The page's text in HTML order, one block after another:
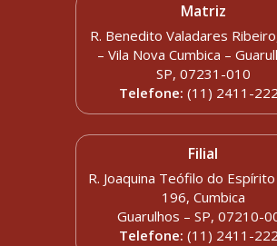
Matriz
R. Benedito Valadares
– Vila Nova Cumbica –
SP, 07231-010
Telefone:(11) 2411-
Filial
R. Joaquina Teófilo do
196, Cumbica
Guarulhos – SP, 07210-
Telefone: (11) 2411-